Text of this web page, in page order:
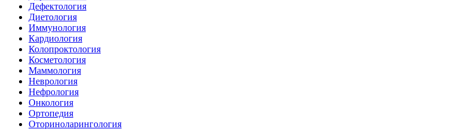
Дефектология
Диетология
Иммунология
Кардиология
Колопроктология
Косметология
Маммология
Неврология
Нефрология
Онкология
Ортопедия
Оториноларингология